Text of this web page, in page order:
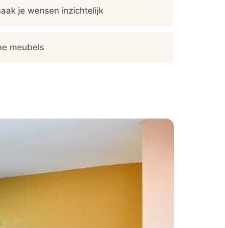
je wensen inzichtelijk
meubels